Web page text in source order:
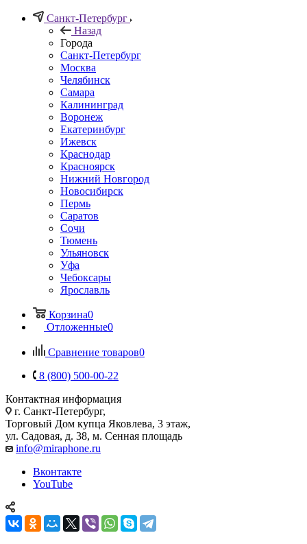
Санкт-Петербург
Назад
Города
Санкт-Петербург
Москва
Челябинск
Самара
Калининград
Воронеж
Екатеринбург
Ижевск
Краснодар
Красноярск
Нижний Новгород
Новосибирск
Пермь
Саратов
Сочи
Тюмень
Ульяновск
Уфа
Чебоксары
Ярославль
Корзина0
Отложенные0
Сравнение товаров0
8 (800) 500-00-22
Контактная информация
г. Санкт-Петербург,
Торговый Дом купца Яковлева, 3 этаж,
ул. Садовая, д. 38, м. Сенная площадь
info@miraphone.ru
Вконтакте
YouTube